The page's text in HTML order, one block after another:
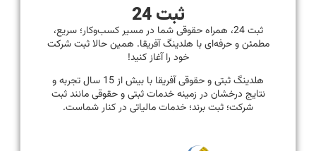
ثبت 24
ثبت 24، همراه حقوقی شما در مسیر کسب‌وکار؛ سریع،
مطمئن و حرفه‌ای با هلدینگ آفریقا. همین حالا ثبت شرکت
خود را آغاز کنید!
هلدینگ ثبتی و حقوقی آفریقا با بیش از 15 سال تجربه و
نتایج درخشان در زمینه خدمات ثبتی و حقوقی مانند ثبت
شرکت؛ ثبت برند؛ خدمات مالیاتی در کنار شماست.